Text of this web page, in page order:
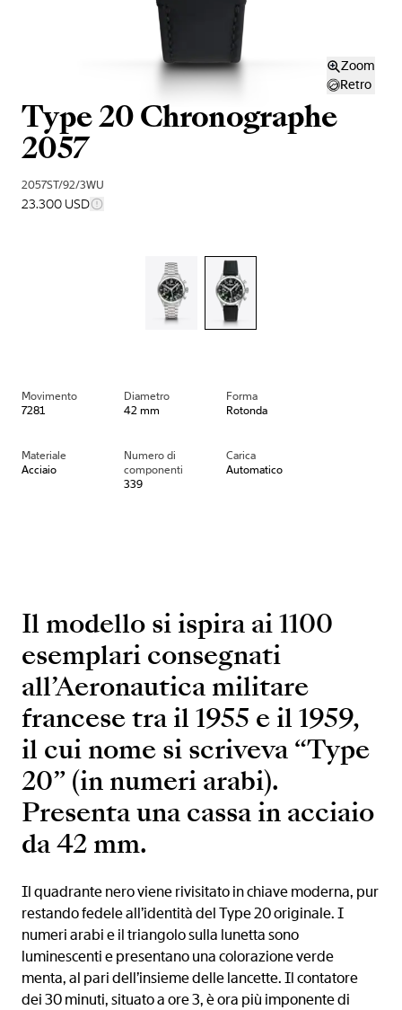
Zoom
Retro
Type 20 Chronographe
2057
2057ST/92/3WU
23.300 USD
Movimento
7281
Diametro
42 mm
Forma
Rotonda
Materiale
Acciaio
Numero di
componenti
339
Carica
Automatico
Il modello si ispira ai 1100
esemplari consegnati
all’Aeronautica militare
francese tra il 1955 e il 1959,
il cui nome si scriveva “Type
20” (in numeri arabi).
Presenta una cassa in acciaio
da 42 mm.
Il quadrante nero viene rivisitato in chiave moderna, pur
restando fedele all’identità del Type 20 originale. I
numeri arabi e il triangolo sulla lunetta sono
luminescenti e presentano una colorazione verde
menta, al pari dell’insieme delle lancette. Il contatore
dei 30 minuti, situato a ore 3, è ora più imponente di